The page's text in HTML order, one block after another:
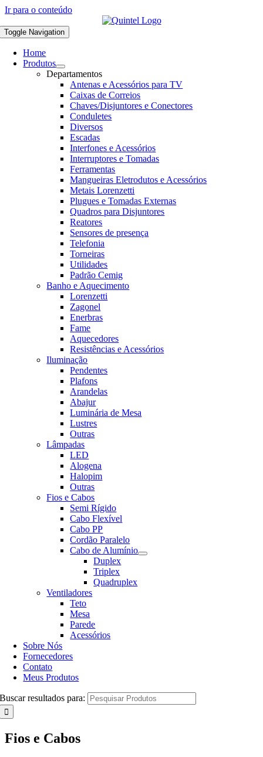
Ir para o conteúdo
Toggle Navigation
Home
Produtos
Departamentos
Antenas e Acessórios para TV
Caixas de Correios
Chaves/Disjuntores e Conectores
Conduletes
Diversos
Escadas
Interfones e Acessórios
Interruptores e Tomadas
Ferramentas
Mangueiras Eletrodutos e Acessórios
Metais Lorenzetti
Plugues e Tomadas Externas
Quadros para Disjuntores
Reatores
Sensores de presença
Telefonia
Torneiras
Utilidades
Padrão Cemig
Banho e Aquecimento
Lorenzetti
Zagonel
Enerbras
Fame
Aquecedores
Resistências e Acessórios
Iluminação
Pendentes
Plafons
Arandelas
Abajur
Luminária de Mesa
Lustres
Outras
Lâmpadas
LED
Alogena
Halopim
Outras
Fios e Cabos
Semi Rígido
Cabo Flexível
Cabo PP
Cordão Paralelo
Cabo de Alumínio
Duplex
Triplex
Quadruplex
Ventiladores
Teto
Mesa
Parede
Acessórios
Sobre Nós
Fornecedores
Contato
Meus Produtos
Buscar resultados para:
Fios e Cabos